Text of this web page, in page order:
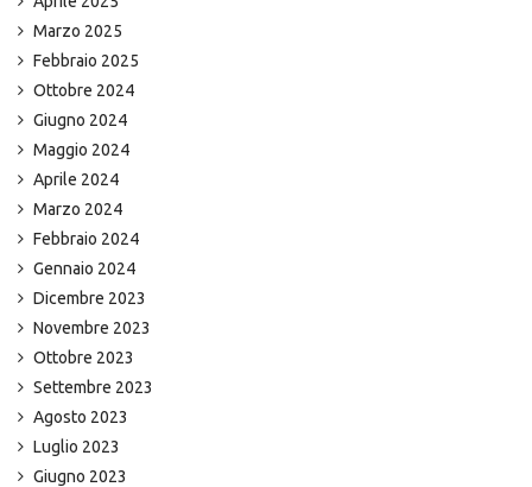
Marzo 2025
Febbraio 2025
Ottobre 2024
Giugno 2024
Maggio 2024
Aprile 2024
Marzo 2024
Febbraio 2024
Gennaio 2024
Dicembre 2023
Novembre 2023
Ottobre 2023
Settembre 2023
Agosto 2023
Luglio 2023
Giugno 2023